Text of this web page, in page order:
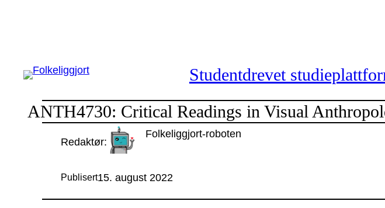
Studentdrevet
ANTH4730: Critical Readings in Visual
Redaktør:
Folkeliggjort-roboten
Publisert15. august 2022